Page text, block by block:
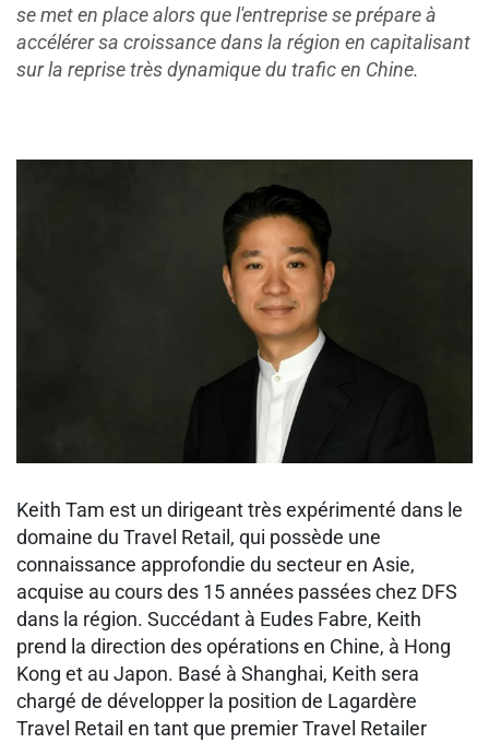
se met en place alors que l'entreprise se prépare à
accélérer sa croissance dans la région en capitalisant
sur la reprise très dynamique du trafic en Chine. ​
Keith Tam est un dirigeant très expérimenté dans le
domaine du Travel Retail, qui possède une
connaissance approfondie du secteur en Asie,
acquise au cours des 15 années passées chez DFS
dans la région. Succédant à Eudes Fabre, Keith
prend la direction des opérations en Chine, à Hong
Kong et au Japon. Basé à Shanghai, Keith sera
chargé de développer la position de Lagardère
Travel Retail en tant que premier Travel Retailer